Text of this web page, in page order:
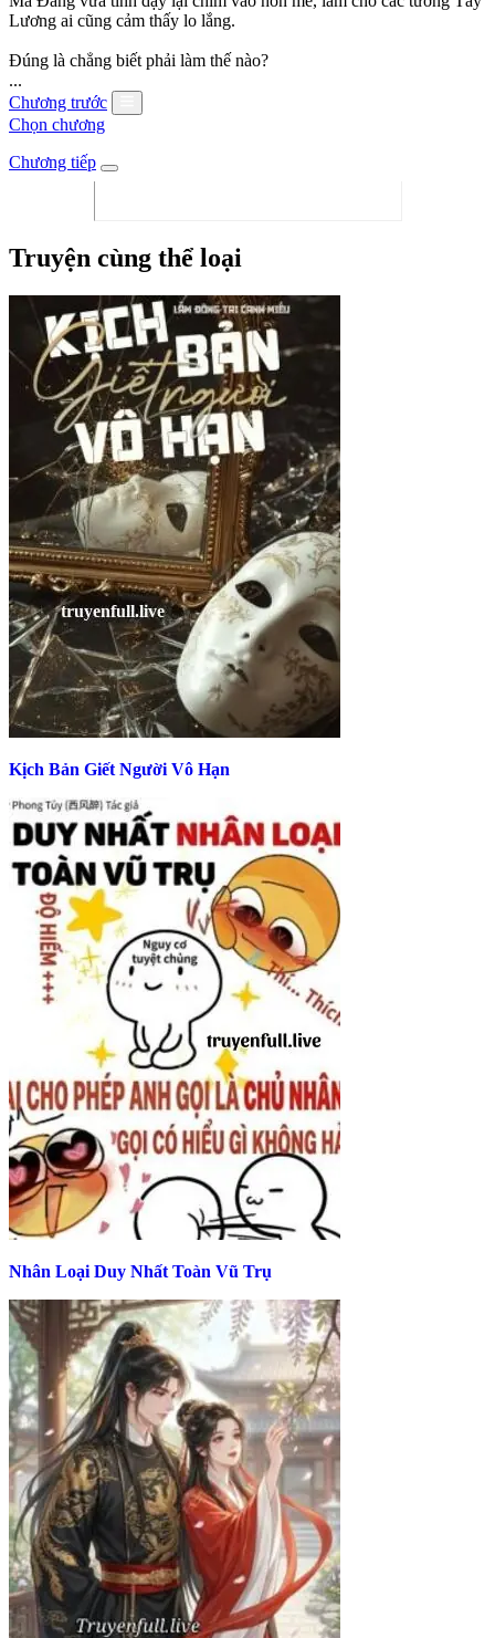
Lương ai cũng cảm thấy lo lắng.
Đúng là chẳng biết phải làm thế nào?
...
Chương trước
Chọn chương
Chương tiếp
Truyện cùng thể loại
Kịch Bản Giết Người Vô Hạn
Nhân Loại Duy Nhất Toàn Vũ Trụ